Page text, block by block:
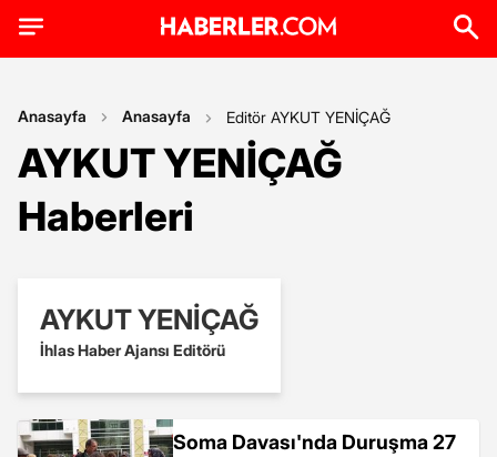
Anasayfa Anasayfa Editör AYKUT YENİÇAĞ
AYKUT YENİÇAĞ
Haberleri
AYKUT YENİÇAĞ
İhlas Haber Ajansı Editörü
Soma Davası'nda Duruşma 27